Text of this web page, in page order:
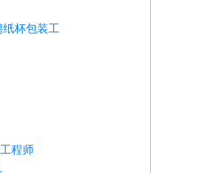
纸杯包装工
程师